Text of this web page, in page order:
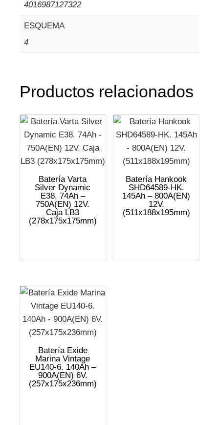
4016987127322
ESQUEMA
4
Productos relacionados
Batería Varta
Silver Dynamic
E38. 74Ah –
750A(EN) 12V.
Caja LB3
(278x175x175mm)
Batería Hankook
SHD64589-HK.
145Ah – 800A(EN)
12V.
(511x188x195mm)
Batería Exide
Marina Vintage
EU140-6. 140Ah –
900A(EN) 6V.
(257x175x236mm)